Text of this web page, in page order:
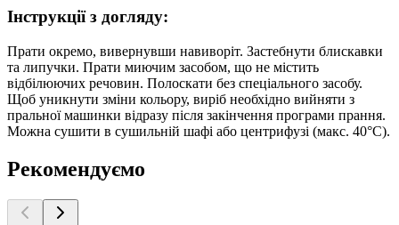
Інструкції з догляду:
Прати окремо, вивернувши навиворіт. Застебнути блискавки
та липучки. Прати миючим засобом, що не містить
відбілюючих речовин. Полоскати без спеціального засобу.
Щоб уникнути зміни кольору, виріб необхідно вийняти з
пральної машинки відразу після закінчення програми прання.
Можна сушити в сушильній шафі або центрифузі (макс. 40°C).
Рекомендуємо